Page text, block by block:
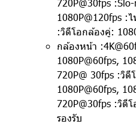
720P@30fps
1080P@120fps :
:วิดีโอกล้องคู่:
กล้องหน้า
1080P@60fps,
720P@ 30fps :วิดี
1080P@60fps,
720P@30fps :วิดี
รองรับ